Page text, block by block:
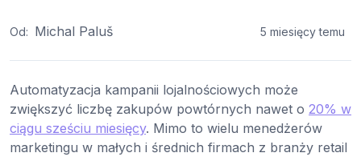
Od: Michal Paluš 5 miesięcy temu
Automatyzacja kampanii lojalnościowych może
zwiększyć liczbę zakupów powtórnych nawet o 20% w
ciągu sześciu miesięcy. Mimo to wielu menedżerów
marketingu w małych i średnich firmach z branży retail